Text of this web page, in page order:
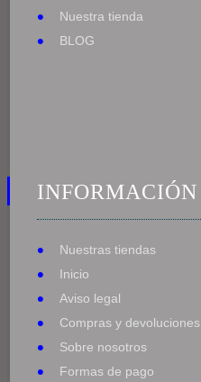
Nuestra tienda
BLOG
INFORMACIÓN
Nuestras tiendas
Inicio
Aviso legal
Compras y devoluciones
Sobre nosotros
Formas de pago